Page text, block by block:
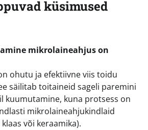
küsimused
mikrolaineahjus on
ohutu ja efektiivne viis toidu
säilitab toitaineid sageli paremini
kuumutamine, kuna protsess on
mikrolaineahjukindlaid
või keraamika).